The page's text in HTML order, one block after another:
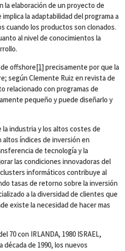
la elaboración de un proyecto de
la adaptabilidad del programa a
cuando los productos son clonados.
al nivel de conocimientos la
offshore[1]precisamente por que la
según Clemente Ruiz en revista de
relacionado con programas de
pequeño y puede diseñarlo y
industria y los altos costes de
índices de inversión en
de tecnología y la
las condiciones innovadoras del
informáticos contribuye al
tasas de retorno sobre la inversión
a la diversidad de clientes que
existe la necesidad de hacer mas
70 con IRLANDA, 1980 ISRAEL,
década de 1990, los nuevos